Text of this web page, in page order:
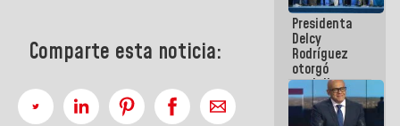
Comparte esta noticia:
para
abordar
planes de
acción
Presidenta
Delcy
Rodríguez
otorgó
medalla
"Héroe de
Venezuela"